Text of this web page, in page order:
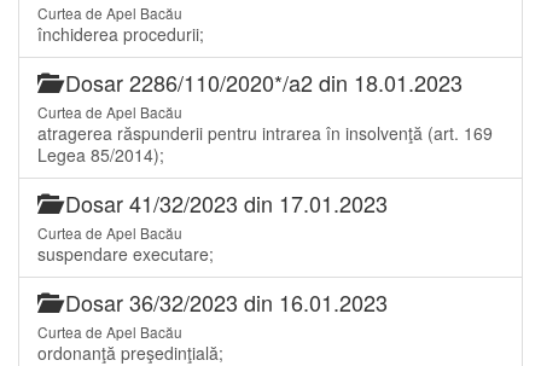
Curtea de Apel Bacău
închiderea procedurii;
Dosar 2286/110/2020*/a2 din 18.01.2023
Curtea de Apel Bacău
atragerea răspunderii pentru intrarea în insolvenţă (art. 169
Legea 85/2014);
Dosar 41/32/2023 din 17.01.2023
Curtea de Apel Bacău
suspendare executare;
Dosar 36/32/2023 din 16.01.2023
Curtea de Apel Bacău
ordonanţă preşedinţială;